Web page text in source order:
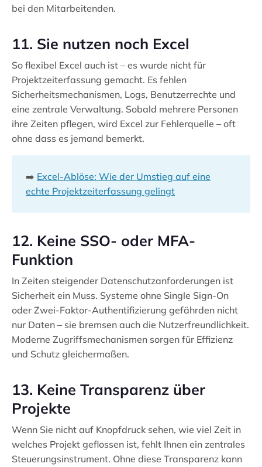
bei den Mitarbeitenden.
11. Sie nutzen noch Excel
So flexibel Excel auch ist – es wurde nicht für
Projektzeiterfassung gemacht. Es fehlen
Sicherheitsmechanismen, Logs, Benutzerrechte und
eine zentrale Verwaltung. Sobald mehrere Personen
ihre Zeiten pflegen, wird Excel zur Fehlerquelle – oft
ohne dass es jemand bemerkt.
➡️ Excel-Ablöse: Wie der Umstieg auf eine
echte Projektzeiterfassung gelingt
12. Keine SSO- oder MFA-
Funktion
In Zeiten steigender Datenschutzanforderungen ist
Sicherheit ein Muss. Systeme ohne Single Sign-On
oder Zwei-Faktor-Authentifizierung gefährden nicht
nur Daten – sie bremsen auch die Nutzerfreundlichkeit.
Moderne Zugriffsmechanismen sorgen für Effizienz
und Schutz gleichermaßen.
13. Keine Transparenz über
Projekte
Wenn Sie nicht auf Knopfdruck sehen, wie viel Zeit in
welches Projekt geflossen ist, fehlt Ihnen ein zentrales
Steuerungsinstrument. Ohne diese Transparenz kann